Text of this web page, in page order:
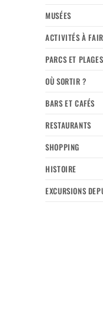
MUSÉES
ACTIVITÉS À
PARCS ET
OÙ SORTIR ?
BARS ET CAFÉS
RESTAURANTS
SHOPPING
HISTOIRE
EXCURSIONS